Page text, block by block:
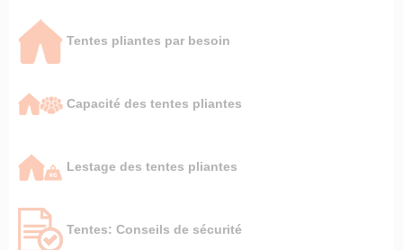
Tentes pliantes par besoin
Capacité des tentes pliantes
Lestage des tentes pliantes
Tentes: Conseils de sécurité